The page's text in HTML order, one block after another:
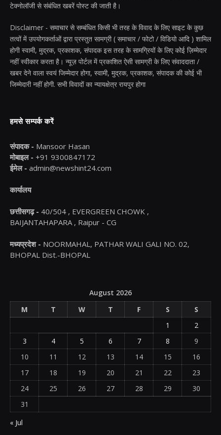
टेक्नोलॉजी से संबंधित खबरें पोस्ट की जाती है।
Disclaimer - समाचार से सम्बंधित किसी भी तरह के विवाद के लिए साइट के कुछ
तत्वों में उपयोगकर्ताओं द्वारा प्रस्तुत सामग्री ( समाचार / फोटो / विडियो आदि ) शामिल
होगी स्वामी, मुद्रक, प्रकाशक, संपादक इस तरह के सामग्रियों के लिए कोई ज़िम्मेदार
नहीं स्वीकार करता है। न्यूज़ पोर्टल में प्रकाशित ऐसी सामग्री के लिए संवाददाता /
खबर देने वाला स्वयं जिम्मेदार होगा, स्वामी, मुद्रक, प्रकाशक, संपादक की कोई भी
जिम्मेदारी नहीं होगी. सभी विवादों का न्यायक्षेत्र रायपुर होगा
हमसे सम्पर्क करें
संपादक - Mansoor Hasan
मोबाइल - +91 9300847172
ईमेल - admin@newshint24.com
कार्यालय
छत्तीसगढ़ - 40/504 , EVERGREEN CHOWK ,
BAIJANTAHAPARA , Raipur - CG
मध्यप्रदेश - NOORMAHAL, PATHAR WALI GALI NO. 02,
BHOPAL Dist.-BHOPAL
August 2026
M
T W T F S
S
1
2
3
4 5 6 7 8
9
10
11 12 13 14 15
16
17
18 19 20 21 22
23
24
25 26 27 28 29
30
31
« Jul